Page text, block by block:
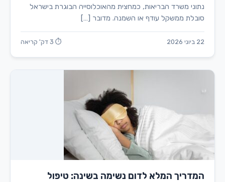
נתוני משרד הבריאות, כמחצית מהאוכלוסייה הבוגרת בישראל
סובלת ממשקל עודף או השמנה. מדובר […]
22 ביוני 2026 ⏱ 3 דק' קריאה
המדריך המלא לדום נשימה בשינה: טיפול